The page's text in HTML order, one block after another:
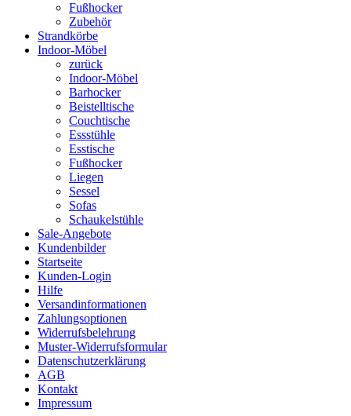
Fußhocker
Zubehör
Strandkörbe
Indoor-Möbel
zurück
Indoor-Möbel
Barhocker
Beistelltische
Couchtische
Essstühle
Esstische
Fußhocker
Liegen
Sessel
Sofas
Schaukelstühle
Sale-Angebote
Kundenbilder
Startseite
Kunden-Login
Hilfe
Versandinformationen
Zahlungsoptionen
Widerrufsbelehrung
Muster-Widerrufsformular
Datenschutzerklärung
AGB
Kontakt
Impressum